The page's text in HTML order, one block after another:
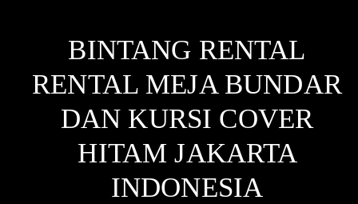
BINTANG RENTAL
RENTAL MEJA BUNDAR
DAN KURSI COVER
HITAM JAKARTA
INDONESIA